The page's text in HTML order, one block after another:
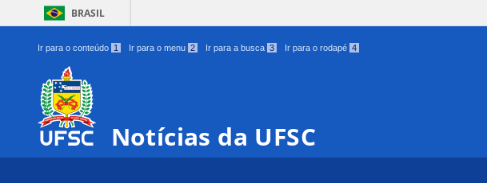
BRASIL
Ir para o conteúdo 1 Ir para o menu 2 Ir para a busca 3 Ir para o rodapé 4
Notícias da UFSC